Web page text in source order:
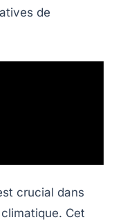
de
crucial dans
climatique. Cet